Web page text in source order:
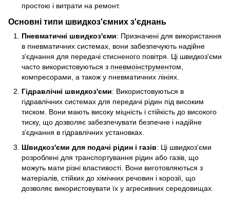
простою і витрати на ремонт.
Основні типи швидкоз'ємних з'єднань
Пневматичні швидкоз'єми: Призначені для використання
в пневматичних системах, вони забезпечують надійне
з'єднання для передачі стисненого повітря. Ці швидкоз'єми
часто використовуються з пневмоінструментом,
компресорами, а також у пневматичних лініях.
Гідравлічні швидкоз'єми: Використовуються в
гідравлічних системах для передачі рідин під високим
тиском. Вони мають високу міцність і стійкість до високого
тиску, що дозволяє забезпечувати безпечне і надійне
з'єднання в гідравлічних установках.
Швидкоз'єми для подачі рідин і газів: Ці швидкоз'єми
розроблені для транспортування рідин або газів, що
можуть мати різні властивості. Вони виготовляються з
матеріалів, стійких до хімічних речовин і корозії, що
дозволяє використовувати їх у агресивних середовищах.